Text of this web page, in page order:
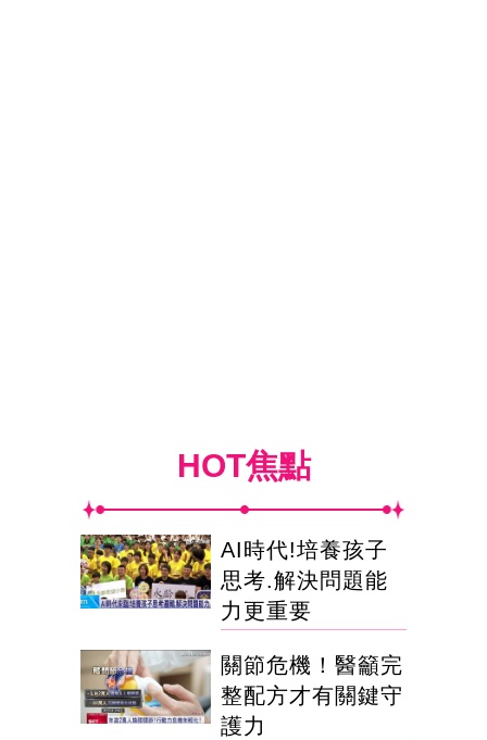
HOT焦點
AI時代!培養孩子
思考.解決問題能
力更重要
關節危機！醫籲完
整配方才有關鍵守
護力